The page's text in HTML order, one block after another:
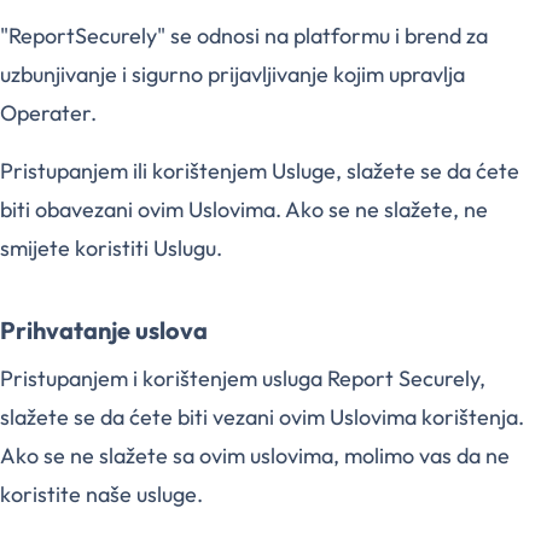
"ReportSecurely" se odnosi na platformu i brend za
uzbunjivanje i sigurno prijavljivanje kojim upravlja
Operater.
Pristupanjem ili korištenjem Usluge, slažete se da ćete
biti obavezani ovim Uslovima. Ako se ne slažete, ne
smijete koristiti Uslugu.
Prihvatanje uslova
Pristupanjem i korištenjem usluga Report Securely,
slažete se da ćete biti vezani ovim Uslovima korištenja.
Ako se ne slažete sa ovim uslovima, molimo vas da ne
koristite naše usluge.